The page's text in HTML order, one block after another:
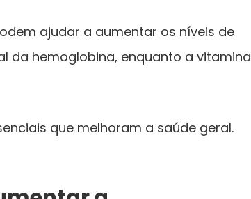
ajudar a aumentar os níveis de
da hemoglobina, enquanto a vitamina
que melhoram a saúde geral.